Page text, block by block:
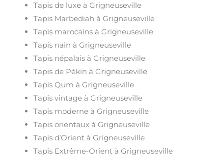
Tapis de luxe à Grigneuseville
Tapis Marbediah à Grigneuseville
Tapis marocains à Grigneuseville
Tapis nain à Grigneuseville
Tapis népalais à Grigneuseville
Tapis de Pékin à Grigneuseville
Tapis Qum à Grigneuseville
Tapis vintage à Grigneuseville
Tapis moderne à Grigneuseville
Tapis orientaux à Grigneuseville
Tapis d’Orient à Grigneuseville
Tapis Extrême-Orient à Grigneuseville